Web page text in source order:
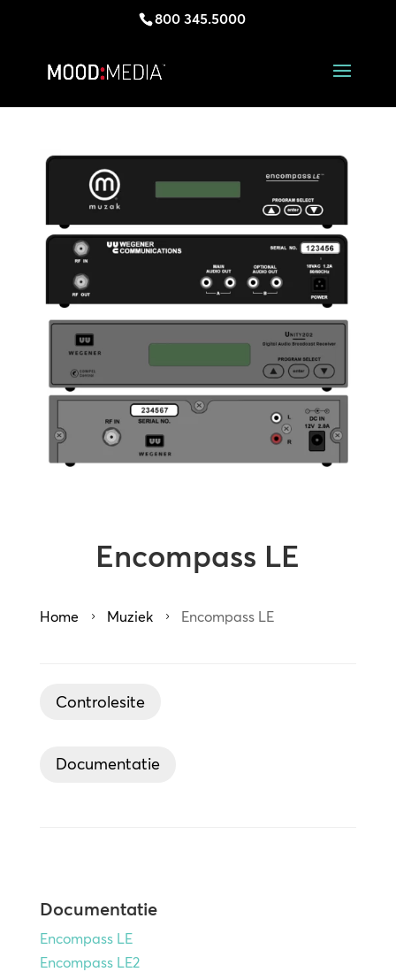
800 345.5000
Encompass LE
Home 5 Muziek 5 Encompass LE
Controlesite
Documentatie
Documentatie
Encompass LE
Encompass LE2